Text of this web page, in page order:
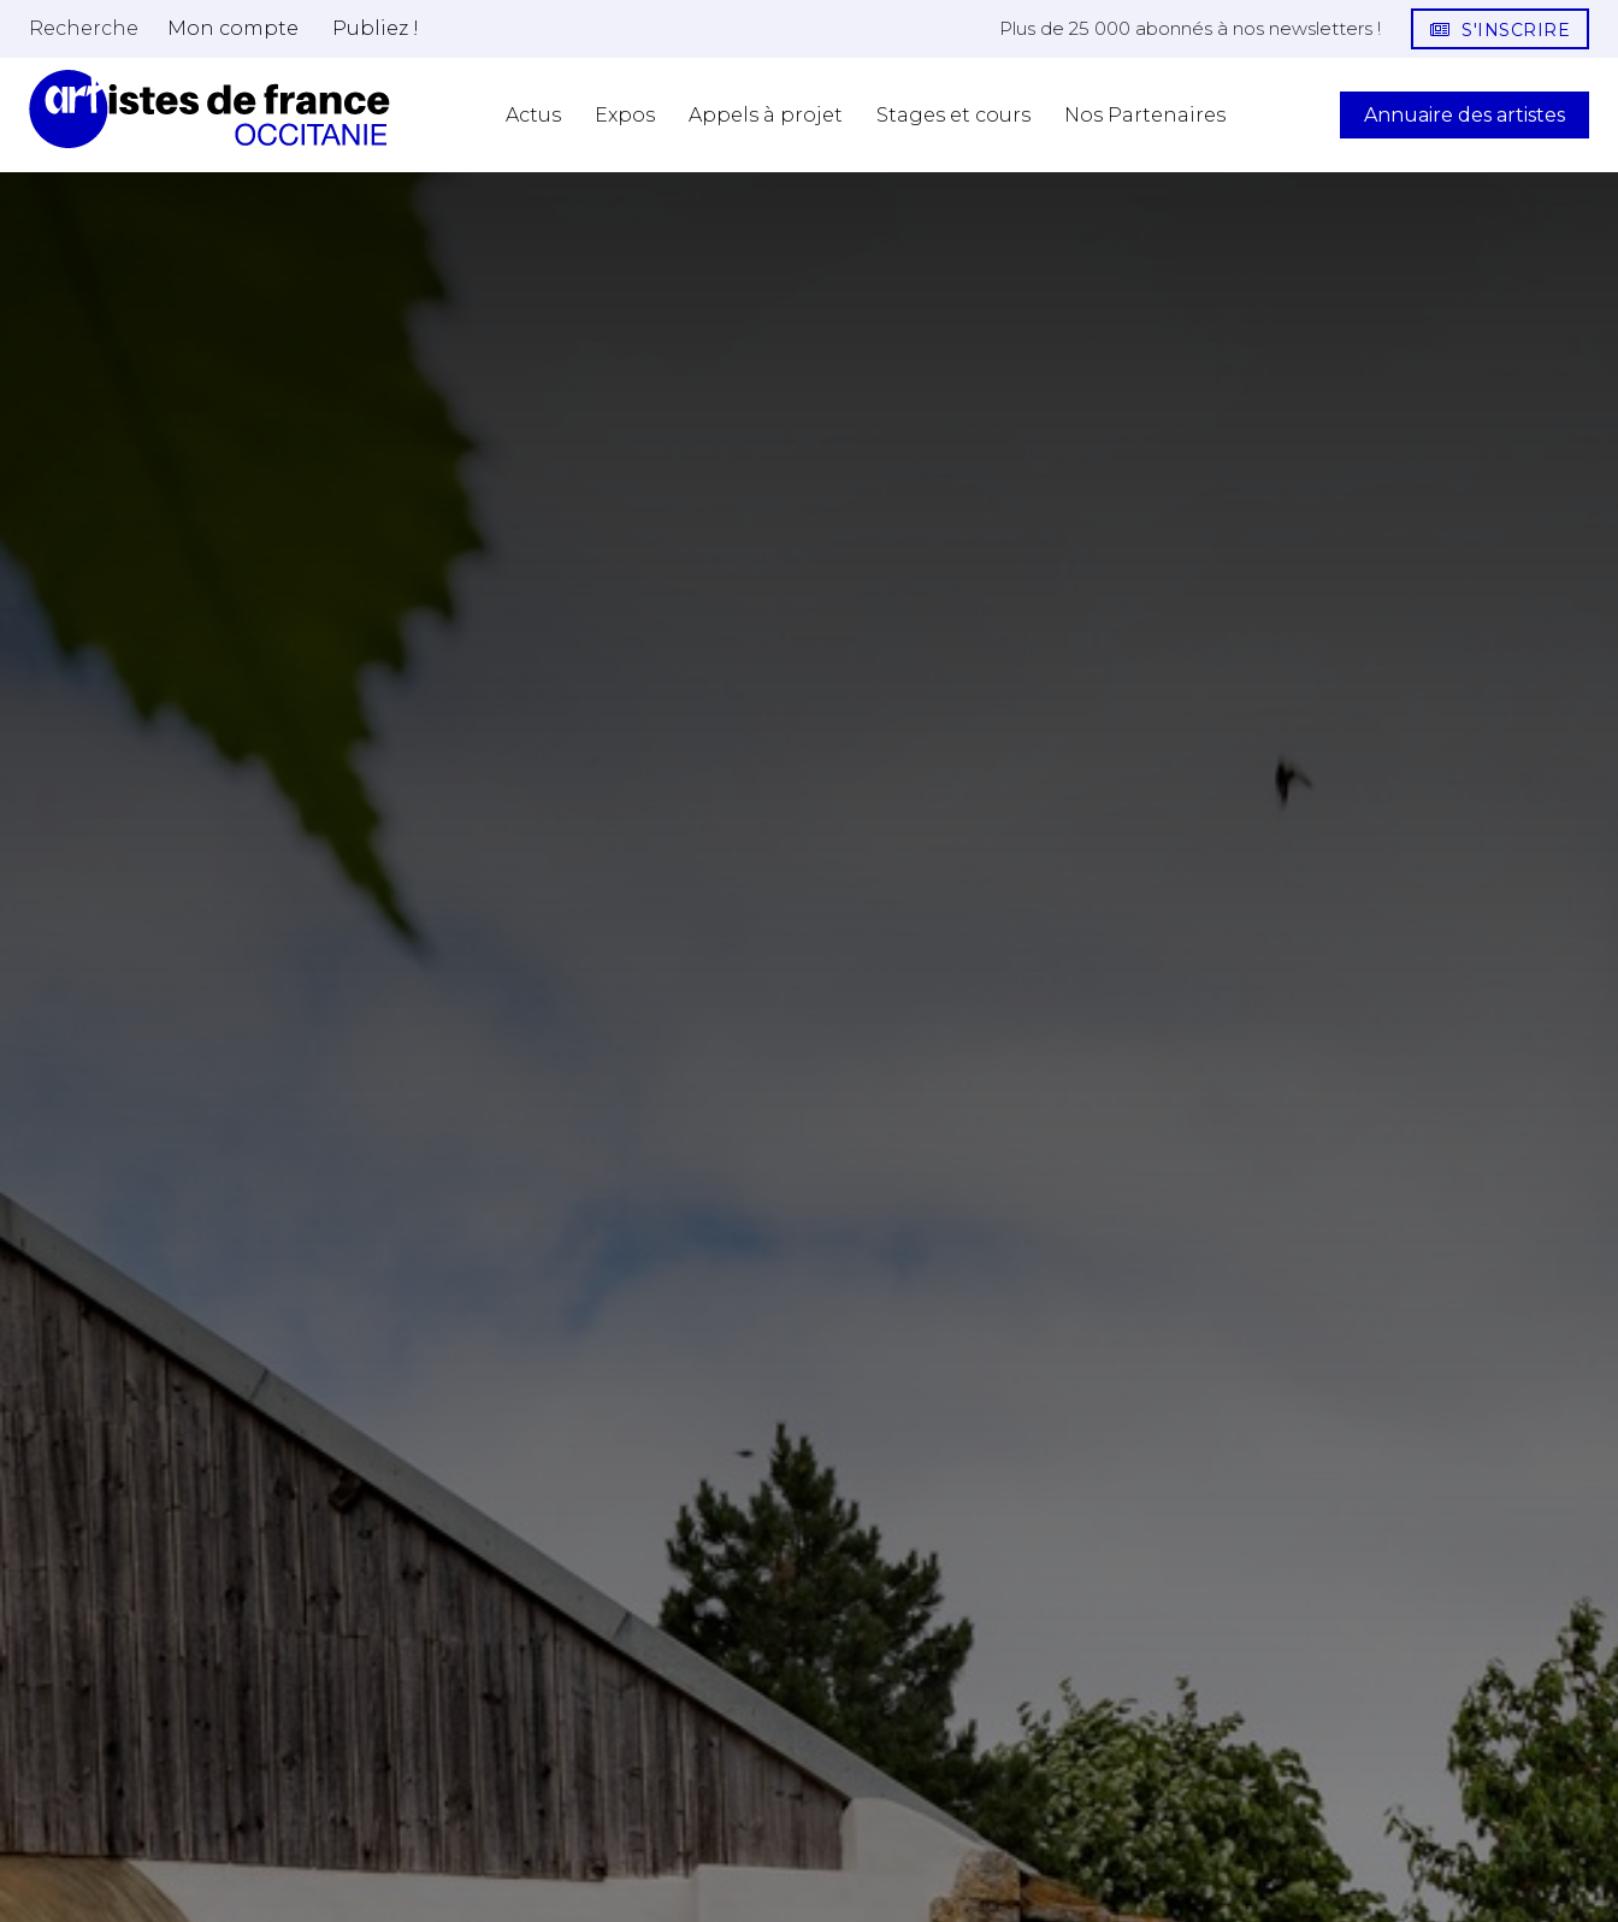
Adresse email*
Statut / Organisation
Adresse email*
Recherche Mon compte Publiez ! Plus de 25 000 abonnés à nos newsletters ! S'INSCRIRE
Actus Expos Appels à projet Stages et cours Nos Partenaires Annuaire des artistes